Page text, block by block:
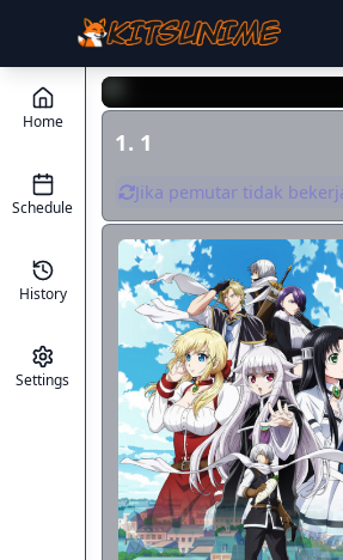
Home
Schedule
History
Settings
1. 1
Jika pemutar tidak